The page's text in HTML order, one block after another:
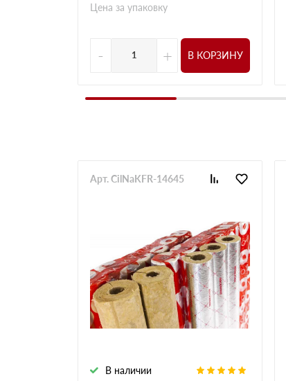
Цена за упаковку
- + В КОРЗИНУ
В наличии
Арт. CilNaKFR-14645